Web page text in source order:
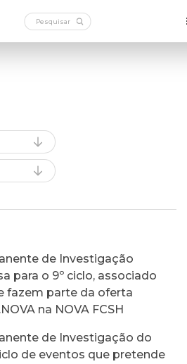
de Investigação
para o 9º ciclo, associado
fazem parte da oferta
na NOVA FCSH
de Investigação do
de eventos que pretende